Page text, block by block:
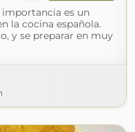
importancia es un
la cocina española.
y se preparar en muy